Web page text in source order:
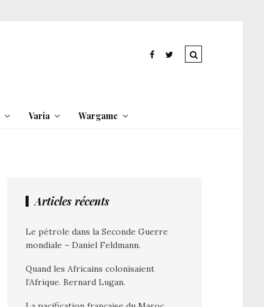
Varia Wargame
Articles récents
Le pétrole dans la Seconde Guerre
mondiale – Daniel Feldmann.
Quand les Africains colonisaient
l’Afrique. Bernard Lugan.